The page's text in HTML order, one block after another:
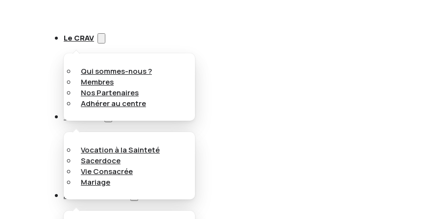
Le CRAV
Qui sommes-nous ?
Membres
Nos Partenaires
Adhérer au centre
Vocations
Vocation à la Sainteté
Sacerdoce
Vie Consacrée
Mariage
Appel aux jeunes